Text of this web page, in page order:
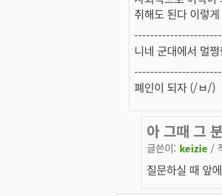
취해도 된다 이렇
니네 군대에서 멀
폐인이 되자 (/ㅂ/)
아 그때 그
글쓴이: keizie /
질문하실 때 앞